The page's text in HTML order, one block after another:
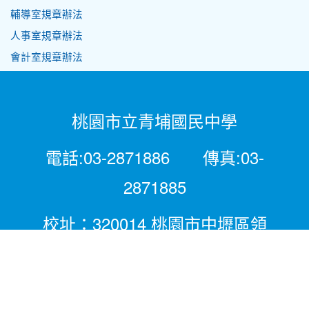
輔導室規章辦法
人事室規章辦法
會計室規章辦法
桃園市立青埔國民中學
電話:03-2871886 傳真:03-
2871885
校址：320014 桃園市中壢區領